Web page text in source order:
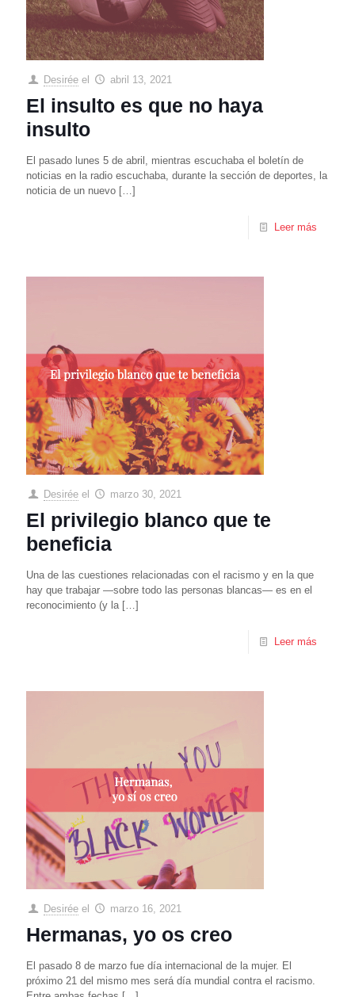
Desirée el abril 13, 2021
El insulto es que no haya
insulto
El pasado lunes 5 de abril, mientras escuchaba el boletín de
noticias en la radio escuchaba, durante la sección de deportes, la
noticia de un nuevo […]
Leer más
Desirée el marzo 30, 2021
El privilegio blanco que te
beneficia
Una de las cuestiones relacionadas con el racismo y en la que
hay que trabajar —sobre todo las personas blancas— es en el
reconocimiento (y la[…]
Leer más
Desirée el marzo 16, 2021
Hermanas, yo os creo
El pasado 8 de marzo fue día internacional de la mujer. El
próximo 21 del mismo mes será día mundial contra el racismo.